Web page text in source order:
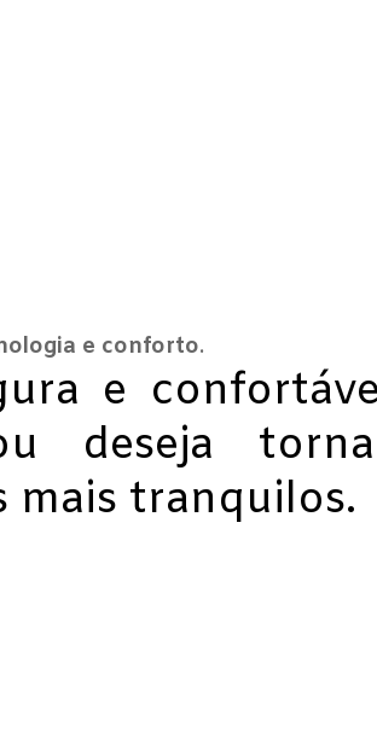
e conforto.
e
deseja
tranquilos.